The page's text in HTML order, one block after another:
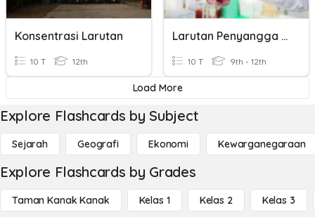
Konsentrasi Larutan
10 T 12th
Larutan Penyangga Dan Larutan Hidrolisis
10 T 9th - 12th
Load More
Explore Flashcards by Subject
Sejarah Geografi Ekonomi Kewarganegaraan
Explore Flashcards by Grades
Taman Kanak Kanak Kelas 1 Kelas 2 Kelas 3